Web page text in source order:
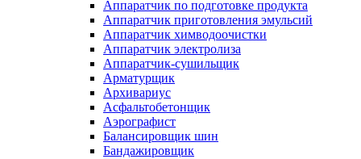
Аппаратчик по подготовке продукта
Аппаратчик приготовления эмульсий
Аппаратчик химводоочистки
Аппаратчик электролиза
Аппаратчик-сушильщик
Арматурщик
Архивариус
Асфальтобетонщик
Аэрографист
Балансировщик шин
Бандажировщик